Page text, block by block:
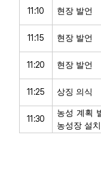
11:10 현장 발언
11:15 현장 발언
11:20 현장 발언
11:25 상징 의식
11:30
농성 계획
농성장 설치